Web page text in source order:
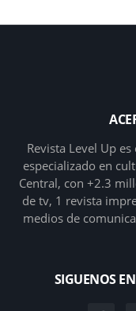
Revista Level Up
especializado en
Central, con +2.3
de tv, 1 revista
medios de
SIGUENOS